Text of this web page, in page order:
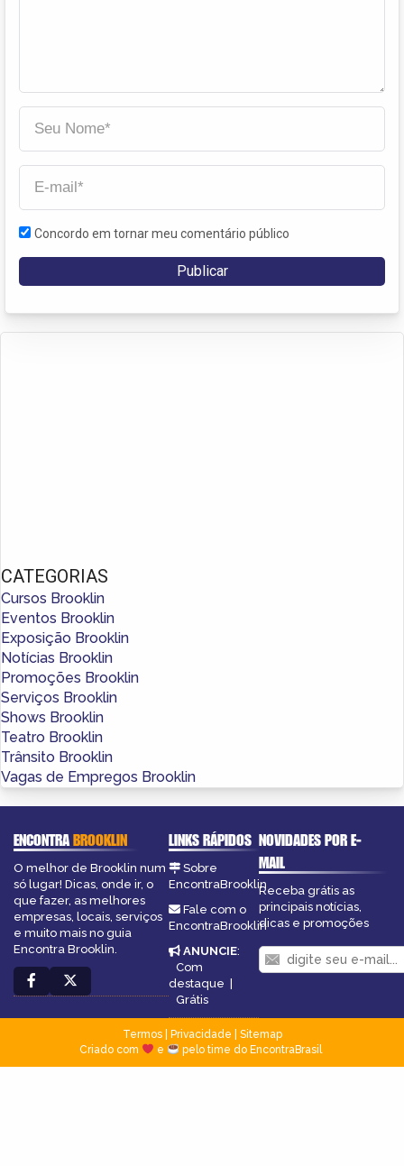
Concordo em tornar meu comentário público
CATEGORIAS
Cursos Brooklin
Eventos Brooklin
Exposição Brooklin
Notícias Brooklin
Promoções Brooklin
Serviços Brooklin
Shows Brooklin
Teatro Brooklin
Trânsito Brooklin
Vagas de Empregos Brooklin
ENCONTRABROOKLIN
O melhor de Brooklin num
só lugar! Dicas, onde ir, o
que fazer, as melhores
empresas, locais, serviços
e muito mais no guia
Encontra Brooklin.
LINKS RÁPIDOS
Sobre
EncontraBrooklin
Fale com o
EncontraBrooklin
ANUNCIE:
Com
destaque
Grátis
NOVIDADES POR E-
MAIL
Receba grátis as
principais notícias,
dicas e promoções
Termos| Privacidade
Sitemap
Criado com
e pelo time do EncontraBrasil